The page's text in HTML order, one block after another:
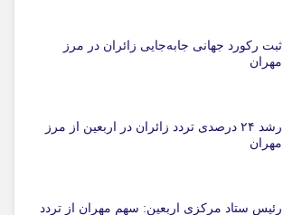
ثبت رکورد جهانی جابه‌جایی زائران در مرز
مهران
رشد ۲۴ درصدی تردد زائران در اربعین از مرز
مهران
رئیس ستاد مرکزی اربعین: سهم مهران از تردد